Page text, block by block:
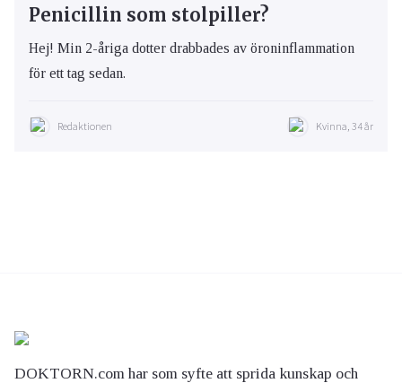
Penicillin som stolpiller?
Hej! Min 2-åriga dotter drabbades av öroninflammation
för ett tag sedan.
Redaktionen Kvinna, 34 år
DOKTORN.com har som syfte att sprida kunskap och